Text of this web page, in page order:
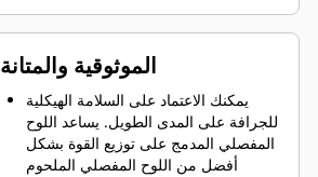
يزيد استهلاك الوقود إلى الحد الأقصى
أثناء الحفر. تم تصميم جرافات Cat بحيث
تخترق المواد بمنتهى السرعة لتحسين
تحميل كمية أكبر من المواد في أقل وقت
ممكن. يساعد شكل الجرافة والقضبان
الجانبية على الاحتفاظ بمعظم المواد في
الجرافة لكل حمولة.
الموثوقية والمتانة
يمكنك الاعتماد على السلامة الهيكلية
للجرافة على المدى الطويل. ‏‫يساعد اللوح
المفصلي المدمج على توزيع القوة بشكل
أفضل من اللوح المفصلي الملحوم